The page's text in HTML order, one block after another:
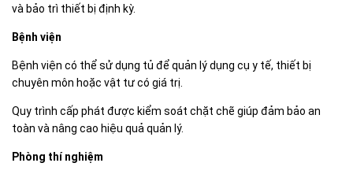
và bảo trì thiết bị định kỳ.
Bệnh viện
Bệnh viện có thể sử dụng tủ để quản lý dụng cụ y tế, thiết bị
chuyên môn hoặc vật tư có giá trị.
Quy trình cấp phát được kiểm soát chặt chẽ giúp đảm bảo an
toàn và nâng cao hiệu quả quản lý.
Phòng thí nghiệm